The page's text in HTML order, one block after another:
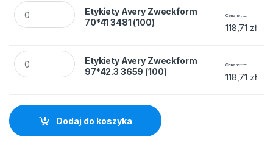
Etykiety Avery Zweckform 70*41 3481 (100) quantity
Etykiety Avery Zweckform
70*41 3481 (100)
Cena netto
118,71 zł
Etykiety Avery Zweckform 97*42.3 3659 (100) quantity
Etykiety Avery Zweckform
97*42.3 3659 (100)
Cena netto
118,71 zł
Dodaj do koszyka